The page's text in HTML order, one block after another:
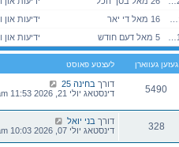
16 מאל די יאר
ידיעות
5 מאל דעם חודש ידיעות
געזען געווארן לעצטע פאוסט
5490 דורך בחינה 25
דינסטאג יולי 21, 2026 11:53 am
328 דורך בני יואל
דינסטאג יולי 07, 2026 10:03 am